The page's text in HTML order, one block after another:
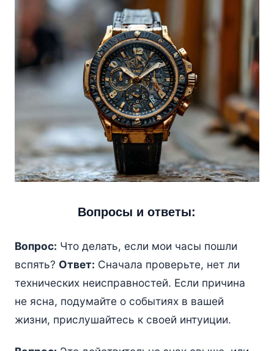
Вопросы и ответы:
Вопрос: Что делать, если мои часы пошли
вспять? Ответ: Сначала проверьте, нет ли
технических неисправностей. Если причина
не ясна, подумайте о событиях в вашей
жизни, прислушайтесь к своей интуиции.